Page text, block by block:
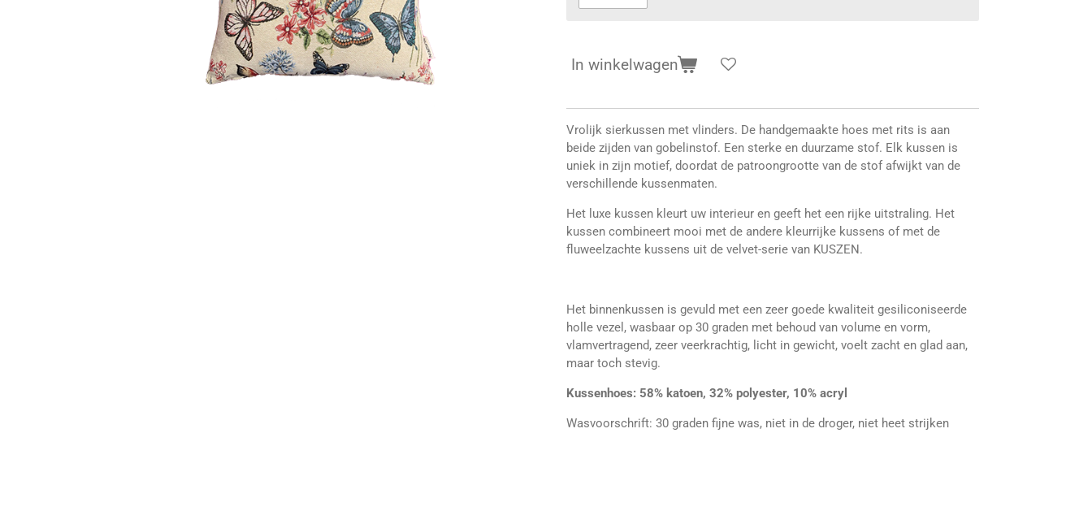
In winkelwagen
Vrolijk sierkussen met vlinders. De handgemaakte hoes met rits is aan
beide zijden van gobelinstof. Een sterke en duurzame stof. Elk kussen is
uniek in zijn motief, doordat de patroongrootte van de stof afwijkt van de
verschillende kussenmaten.
Het luxe kussen kleurt uw interieur en geeft het een rijke uitstraling. Het
kussen combineert mooi met de andere kleurrijke kussens of met de
fluweelzachte kussens uit de velvet-serie van KUSZEN.
Het binnenkussen is gevuld met een zeer goede kwaliteit gesiliconiseerde
holle vezel, wasbaar op 30 graden met behoud van volume en vorm,
vlamvertragend, zeer veerkrachtig, licht in gewicht, voelt zacht en glad aan,
maar toch stevig.
Kussenhoes: 58% katoen, 32% polyester, 10% acryl
Wasvoorschrift: 30 graden fijne was, niet in de droger, niet heet strijken